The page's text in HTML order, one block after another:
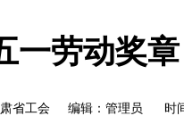
一劳动奖
肃省工会 编辑：管理员 时间